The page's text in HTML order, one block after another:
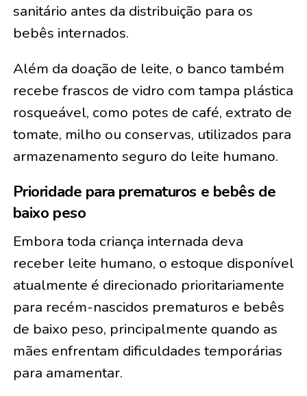
sanitário antes da distribuição para os
bebês internados.
Além da doação de leite, o banco também
recebe frascos de vidro com tampa plástica
rosqueável, como potes de café, extrato de
tomate, milho ou conservas, utilizados para
armazenamento seguro do leite humano.
Prioridade para prematuros e bebês de
baixo peso
Embora toda criança internada deva
receber leite humano, o estoque disponível
atualmente é direcionado prioritariamente
para recém-nascidos prematuros e bebês
de baixo peso, principalmente quando as
mães enfrentam dificuldades temporárias
para amamentar.